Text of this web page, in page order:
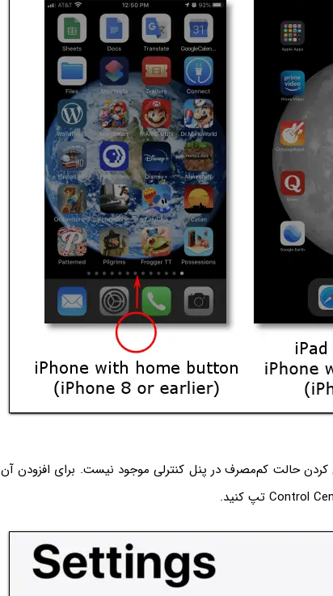
حالت کم‌مصرف در پنل کنترلی موجود نیست. برای افزودن آن